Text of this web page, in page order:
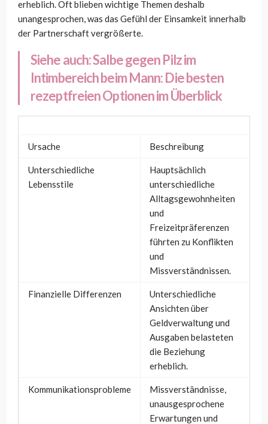
erheblich. Oft blieben wichtige Themen deshalb
unangesprochen, was das Gefühl der Einsamkeit innerhalb
der Partnerschaft vergrößerte.
Siehe auch:Salbe gegen Pilz im
Intimbereich beim Mann: Die besten
rezeptfreien Optionen im Überblick
Ursache Beschreibung
Unterschiedliche
Lebensstile
Hauptsächlich
unterschiedliche
Alltagsgewohnheiten
und
Freizeitpräferenzen
führten zu Konflikten
und
Missverständnissen.
Finanzielle Differenzen
Unterschiedliche
Ansichten über
Geldverwaltung und
Ausgaben belasteten
die Beziehung
erheblich.
Kommunikationsprobleme
Missverständnisse,
unausgesprochene
Erwartungen und